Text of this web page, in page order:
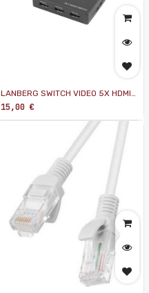
LANBERG SWITCH VIDEO 5X HDMI
+ PORT MICRO USB
15,00 €